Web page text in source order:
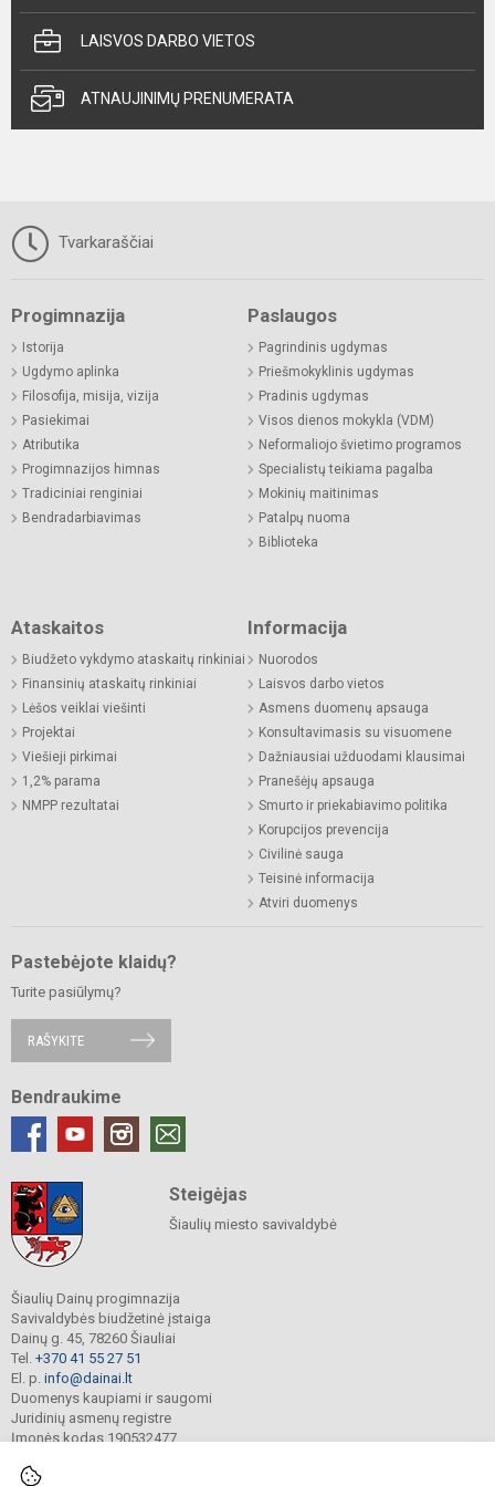
LAISVOS DARBO VIETOS
ATNAUJINIMŲ PRENUMERATA
Tvarkaraščiai
Progimnazija
Istorija
Ugdymo aplinka
Filosofija, misija, vizija
Pasiekimai
Atributika
Progimnazijos himnas
Tradiciniai renginiai
Bendradarbiavimas
Paslaugos
Pagrindinis ugdymas
Priešmokyklinis ugdymas
Pradinis ugdymas
Visos dienos mokykla (VDM)
Neformaliojo švietimo programos
Specialistų teikiama pagalba
Mokinių maitinimas
Patalpų nuoma
Biblioteka
Ataskaitos
Biudžeto vykdymo ataskaitų rinkiniai
Finansinių ataskaitų rinkiniai
Lėšos veiklai viešinti
Projektai
Viešieji pirkimai
1,2% parama
NMPP rezultatai
Informacija
Nuorodos
Laisvos darbo vietos
Asmens duomenų apsauga
Konsultavimasis su visuomene
Dažniausiai užduodami klausimai
Pranešėjų apsauga
Smurto ir priekabiavimo politika
Korupcijos prevencija
Civilinė sauga
Teisinė informacija
Atviri duomenys
Pastebėjote klaidų?
Turite pasiūlymų?
RAŠYKITE
Bendraukime
Steigėjas
Šiaulių miesto savivaldybė
Šiaulių Dainų progimnazija
Savivaldybės biudžetinė įstaiga
Dainų g. 45, 78260 Šiauliai
Tel. +370 41 55 27 51
El. p. info@dainai.lt
Duomenys kaupiami ir saugomi
Juridinių asmenų registre
Įmonės kodas 190532477